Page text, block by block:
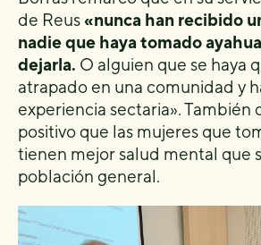
de Reus«nunca han recibido
nadie que haya tomado
dejarla. O alguien que se haya
atrapado en una comunidad y
experiencia sectaria». También
positivo que las mujeres que
tienen mejor salud mental que
población general.